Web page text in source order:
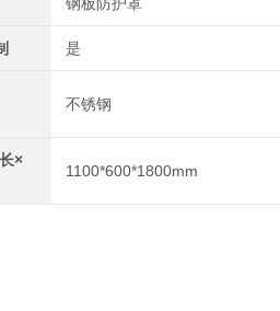
是
不锈钢
×
1100*600*1800mm